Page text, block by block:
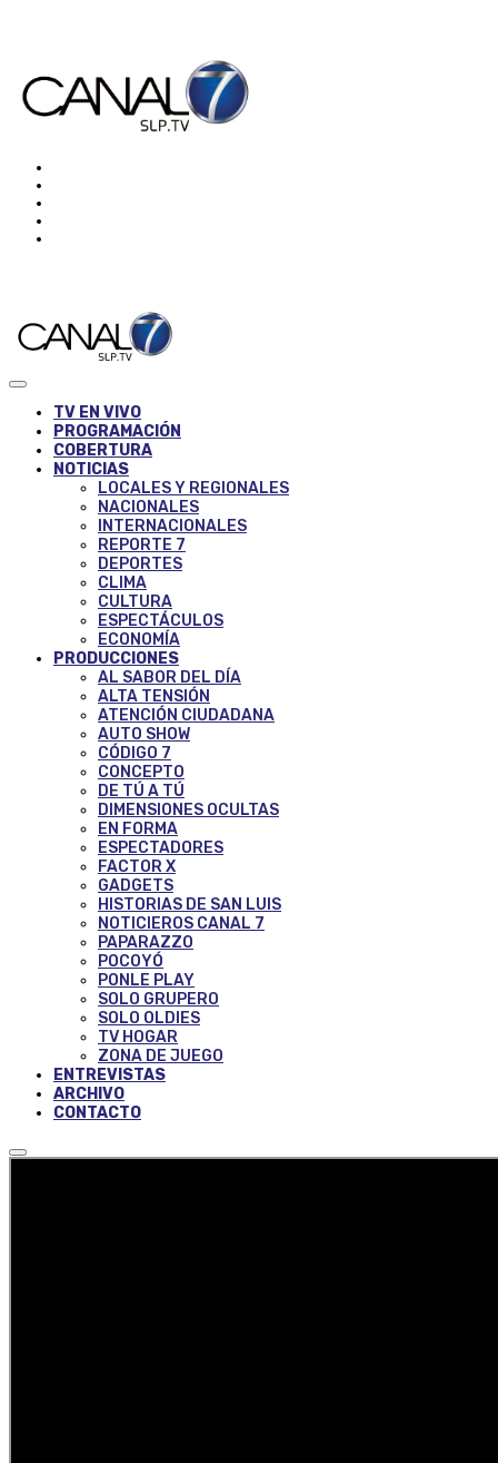
TV EN VIVO
PROGRAMACIÓN
COBERTURA
NOTICIAS
LOCALES Y REGIONALES
NACIONALES
INTERNACIONALES
REPORTE 7
DEPORTES
CLIMA
CULTURA
ESPECTÁCULOS
ECONOMÍA
PRODUCCIONES
AL SABOR DEL DÍA
ALTA TENSIÓN
ATENCIÓN CIUDADANA
AUTO SHOW
CÓDIGO 7
CONCEPTO
DE TÚ A TÚ
DIMENSIONES OCULTAS
EN FORMA
ESPECTADORES
FACTOR X
GADGETS
HISTORIAS DE SAN LUIS
NOTICIEROS CANAL 7
PAPARAZZO
POCOYÓ
PONLE PLAY
SOLO GRUPERO
SOLO OLDIES
TV HOGAR
ZONA DE JUEGO
ENTREVISTAS
ARCHIVO
CONTACTO